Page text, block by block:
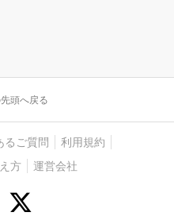
頭へ戻る
るご質問
利用規約
方
運営会社